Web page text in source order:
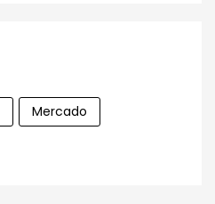
Mercado